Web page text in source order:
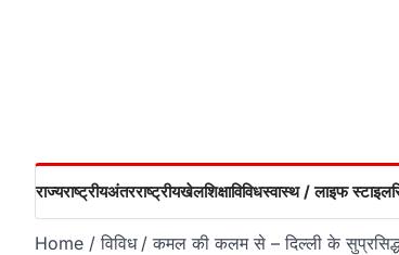
राज्यराष्ट्रीयअंतरराष्ट्रीयखेलशिक्षाविविधस्वास्थ / लाइफ स्टाइल
Home विविध कमल की कलम से – दिल्ली के सुप्रसिद्ध